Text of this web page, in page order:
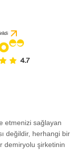
etmenizi sağlayan
değildir, herhangi bir
demiryolu şirketinin